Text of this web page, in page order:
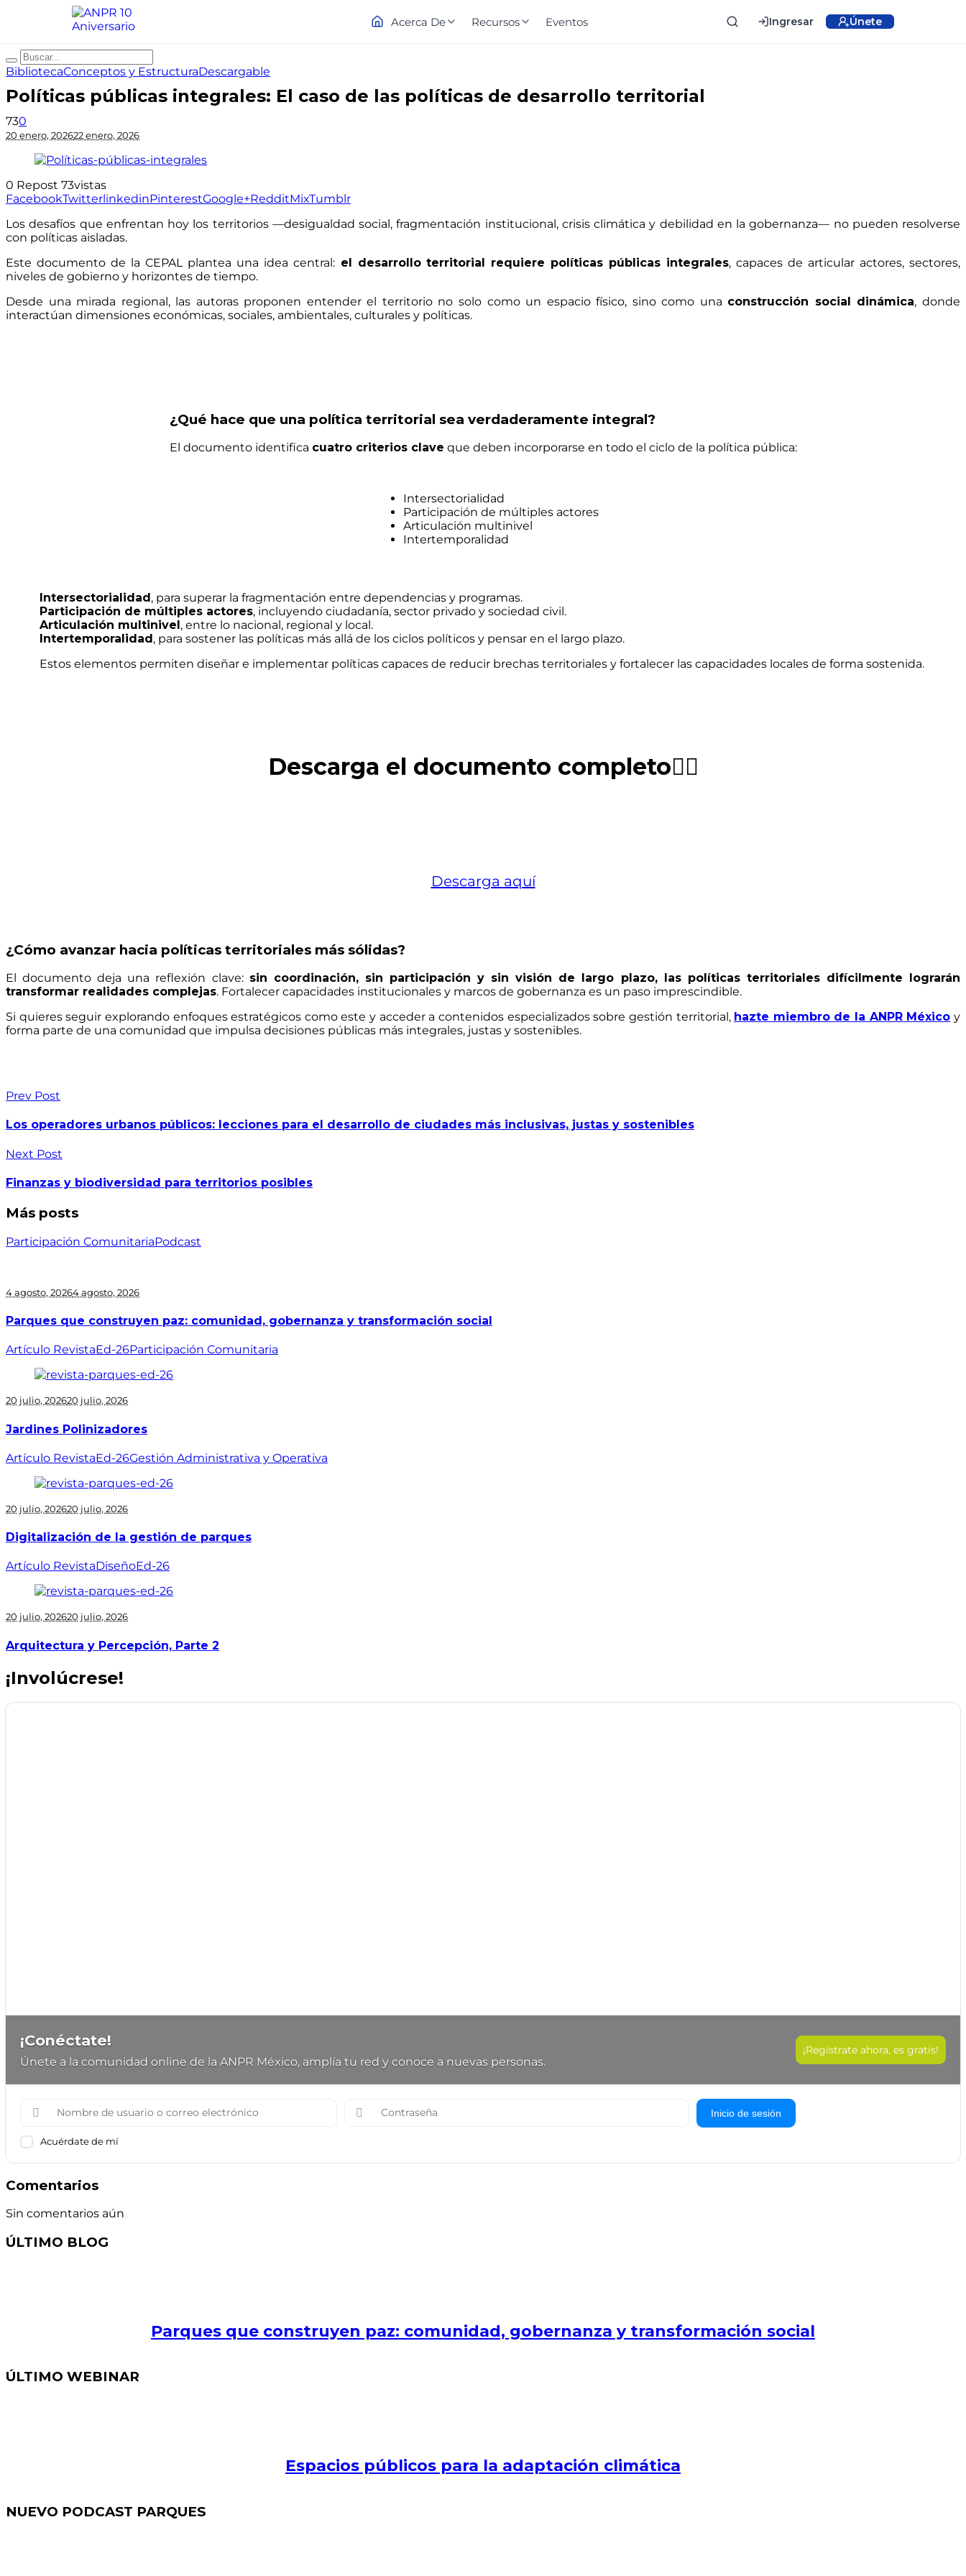
Acerca De Recursos Eventos Ingresar Únete
BibliotecaConceptos y EstructuraDescargable
Políticas públicas integrales: El caso de las políticas de desarrollo territorial
730
20 enero, 202622 enero, 2026
0 Repost 73vistas
FacebookTwitterlinkedinPinterestGoogle+RedditMixTumblr
Los desafíos que enfrentan hoy los territorios —desigualdad social, fragmentación institucional, crisis climática y debilidad en la gobernanza— no pueden resolverse
con políticas aisladas.
Este documento de la CEPAL plantea una idea central:el desarrollo territorial requiere políticas públicas integrales, capaces de articular actores, sectores,
niveles de gobierno y horizontes de tiempo.
Desde una mirada regional, las autoras proponen entender el territorio no solo como un espacio físico, sino como una construcción social dinámica, donde
interactúan dimensiones económicas, sociales, ambientales, culturales y políticas.
¿Qué hace que una política territorial sea verdaderamente integral?
El documento identifica cuatro criterios clave que deben incorporarse en todo el ciclo de la política pública:
Intersectorialidad
Participación de múltiples actores
Articulación multinivel
Intertemporalidad
Intersectorialidad, para superar la fragmentación entre dependencias y programas.
Participación de múltiples actores, incluyendo ciudadanía, sector privado y sociedad civil.
Articulación multinivel, entre lo nacional, regional y local.
Intertemporalidad, para sostener las políticas más allá de los ciclos políticos y pensar en el largo plazo.
Estos elementos permiten diseñar e implementar políticas capaces de reducir brechas territoriales y fortalecer las capacidades locales de forma sostenida.
Descarga el documento completo👇🏼
Descarga aquí
¿Cómo avanzar hacia políticas territoriales más sólidas?
El documento deja una reflexión clave: sin coordinación, sin participación y sin visión de largo plazo, las políticas territoriales difícilmente lograrán
transformar realidades complejas. Fortalecer capacidades institucionales y marcos de gobernanza es un paso imprescindible.
Si quieres seguir explorando enfoques estratégicos como este y acceder a contenidos especializados sobre gestión territorial, hazte miembro de la ANPR México y
forma parte de una comunidad que impulsa decisiones públicas más integrales, justas y sostenibles.
Prev Post
Los operadores urbanos públicos: lecciones para el desarrollo de ciudades más inclusivas, justas y sostenibles
Next Post
Finanzas y biodiversidad para territorios posibles
Más posts
Participación ComunitariaPodcast
4 agosto, 20264 agosto, 2026
Parques que construyen paz: comunidad, gobernanza y transformación social
Artículo RevistaEd-26Participación Comunitaria
20 julio, 202620 julio, 2026
Jardines Polinizadores
Artículo RevistaEd-26Gestión Administrativa y Operativa
20 julio, 202620 julio, 2026
Digitalización de la gestión de parques
Artículo RevistaDiseñoEd-26
20 julio, 202620 julio, 2026
Arquitectura y Percepción, Parte 2
¡Involúcrese!
¡Conéctate!
Únete a la comunidad online de la ANPR México, amplía tu red y conoce a nuevas personas.
¡Regístrate ahora, es gratis!
Inicio de sesión
Acuérdate de mí
Comentarios
Sin comentarios aún
ÚLTIMO BLOG
Parques que construyen paz: comunidad, gobernanza y transformación social
ÚLTIMO WEBINAR
Espacios públicos para la adaptación climática
NUEVO PODCAST PARQUES